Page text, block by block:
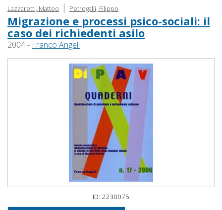
Lazzaretti, Matteo | Petrogalli, Filippo
Migrazione e processi psico-sociali: il
caso dei richiedenti asilo
2004 - Franco Angeli
ID: 2230075